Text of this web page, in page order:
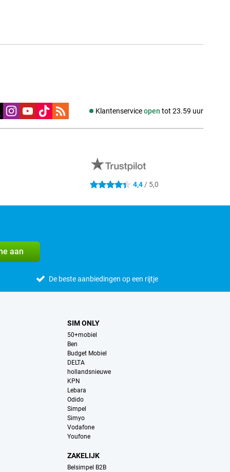
Klantenserviceopen tot 23.59 uur
4.4 sterren 4,4 / 5,0
aan
De beste aanbiedingen op een rijtje
SIM ONLY
50+mobiel
Ben
Budget Mobiel
DELTA
hollandsnieuwe
KPN
Lebara
Odido
Simpel
Simyo
Vodafone
Youfone
ZAKELIJK
Belsimpel B2B